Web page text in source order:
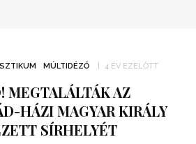
MÚLTIDÉZŐ 4 ÉV EZELŐTT
MEGTALÁLTÁK AZ
HÁZI MAGYAR KIRÁLY
SÍRHELYÉT